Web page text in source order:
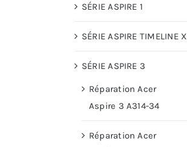
SÉRIE ASPIRE 1
SÉRIE ASPIRE TIMELINE X
SÉRIE ASPIRE 3
Réparation Acer
Aspire 3 A314-34
Réparation Acer